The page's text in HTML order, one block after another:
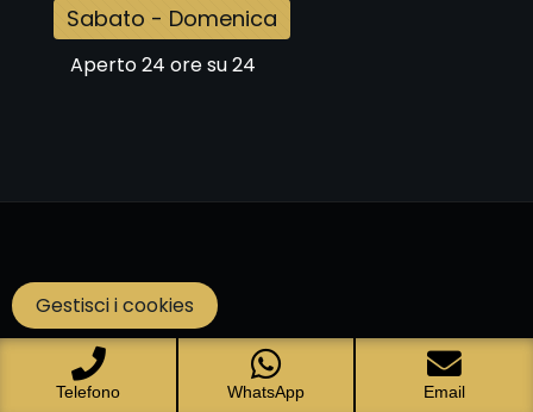
Sabato - Domenica
Aperto 24 ore su 24
Telefono WhatsApp Email
Gestisci i cookies